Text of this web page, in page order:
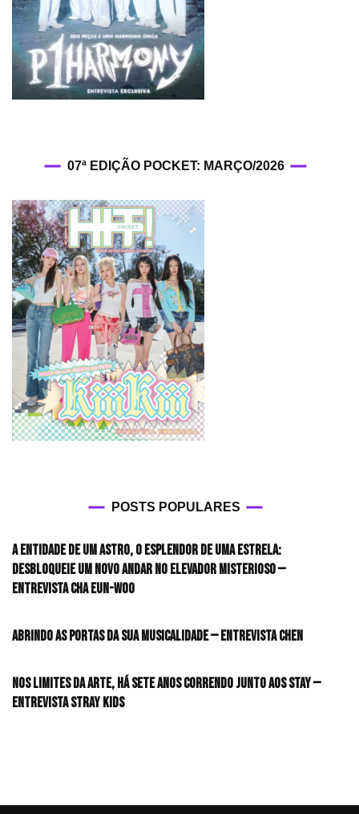
07ª EDIÇÃO POCKET: MARÇO/2026
POSTS POPULARES
A entidade de um astro, o esplendor de uma estrela:
desbloqueie um novo andar no elevador misterioso —
Entrevista CHA EUN-WOO
Abrindo as portas da sua musicalidade — Entrevista CHEN
Nos limites da arte, há sete anos correndo junto aos STAY —
Entrevista Stray Kids